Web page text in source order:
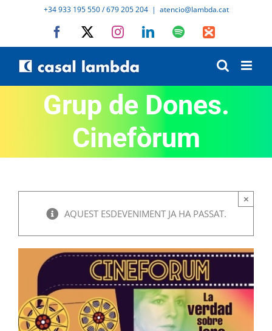
+34 933 195 550 / 679 205 204 | atencio@lambda.cat
Facebook InstagramLinkedInSpotifyIVoox
Grup de Dones.
Cinefòrum
AQUEST ESDEVENIMENT JA HA PASSAT.
×